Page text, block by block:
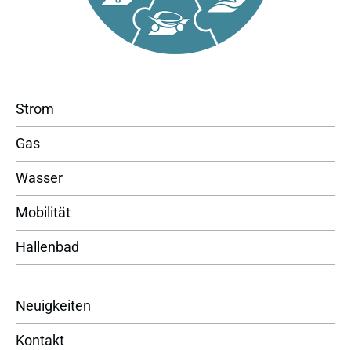
Strom
Gas
Wasser
Mobilität
Hallenbad
Neuigkeiten
Kontakt